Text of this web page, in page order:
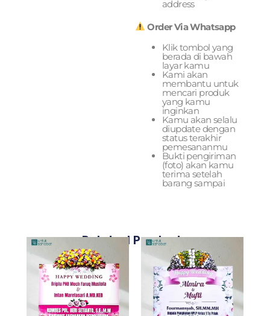
address
Order Via Whatsapp
Klik tombol yang
berada di bawah
layar kamu
Kami akan
membantu untuk
mencari produk
yang kamu
inginkan
Kamu akan selalu
diupdate dengan
status terakhir
pemesananmu
Bukti pengiriman
(foto) akan kamu
terima setelah
barang sampai
Related Products